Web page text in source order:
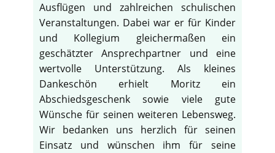
Ausflügen und zahlreichen schulischen
Veranstaltungen. Dabei war er für Kinder
und Kollegium gleichermaßen ein
geschätzter Ansprechpartner und eine
wertvolle Unterstützung. Als kleines
Dankeschön erhielt Moritz ein
Abschiedsgeschenk sowie viele gute
Wünsche für seinen weiteren Lebensweg.
Wir bedanken uns herzlich für seinen
Einsatz und wünschen ihm für seine